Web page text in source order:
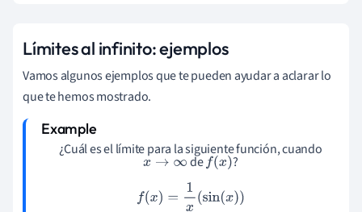
Límites al infinito: ejemplos
Vamos algunos ejemplos que te pueden ayudar a aclarar lo
que te hemos mostrado.
¿Cuál es el límitepara la siguiente función,cuando
x→∞ de f(x) ?
f( x( sin( ))